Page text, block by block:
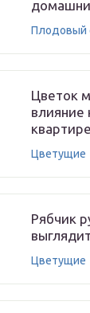
Плодовый
Цветок
влияние
квартире
Цветущие
Рябчик
Цветущие